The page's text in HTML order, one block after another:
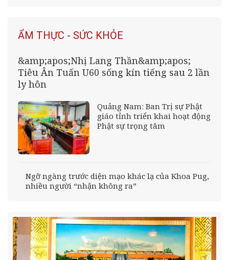
ẨM THỰC - SỨC KHỎE
&amp;apos;Nhị Lang Thần&amp;apos;
Tiêu Ân Tuấn U60 sống kín tiếng sau 2 lần
ly hôn
Quảng Nam: Ban Trị sự Phật
giáo tỉnh triển khai hoạt động
Phật sự trọng tâm
Ngỡ ngàng trước diện mạo khác lạ của Khoa Pug,
nhiều người “nhận không ra”